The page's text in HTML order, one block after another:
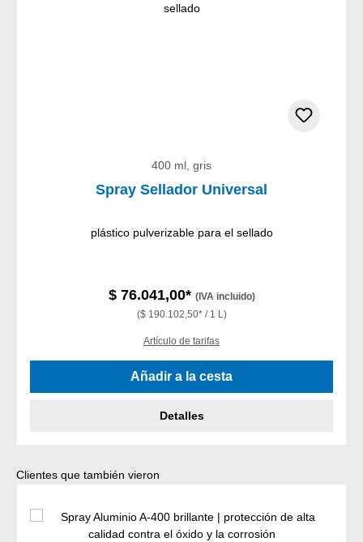
400 ml, gris
Spray Sellador Universal
plástico pulverizable para el sellado
$ 76.041,00* (IVA incluido)
($ 190.102,50* / 1 L)
Artículo de tarifas
Añadir a la cesta
Detalles
Omitir la galería de productos
Clientes que también vieron